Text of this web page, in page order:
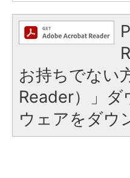
お持ちでない
Reader）」
ウェアをダウ